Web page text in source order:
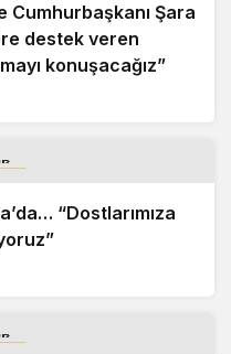
Cumhurbaşkanı Şara
destek veren
konuşacağız”
“Dostlarımıza